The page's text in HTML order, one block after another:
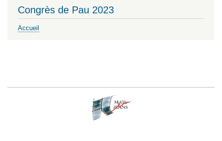
Congrès de Pau 2023
Accueil